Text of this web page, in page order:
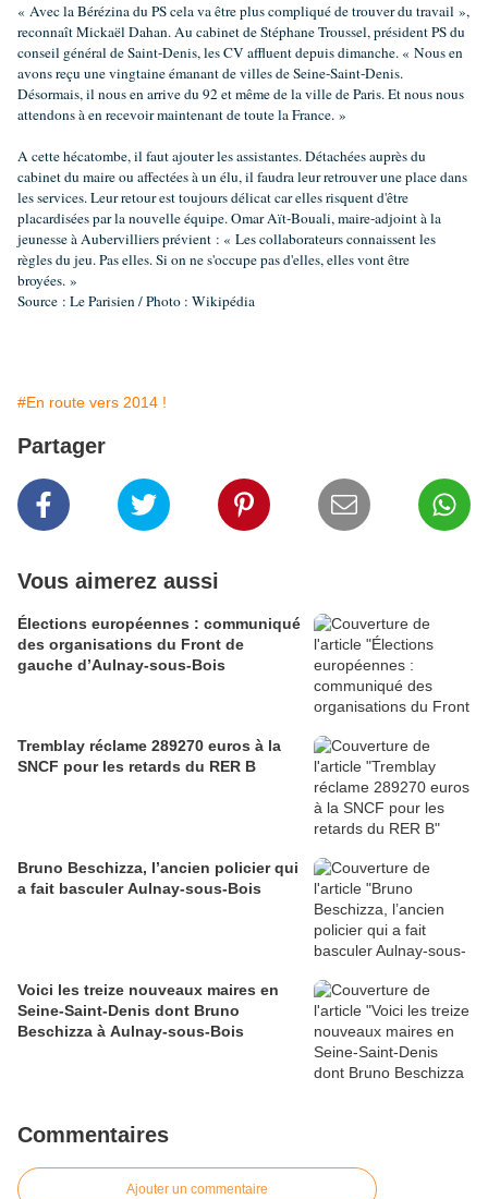
« Avec la Bérézina du PS cela va être plus compliqué de trouver du travail »,
reconnaît Mickaël Dahan. Au cabinet de Stéphane Troussel, président PS du
conseil général de Saint-Denis, les CV affluent depuis dimanche. « Nous en
avons reçu une vingtaine émanant de villes de Seine-Saint-Denis.
Désormais, il nous en arrive du 92 et même de la ville de Paris. Et nous nous
attendons à en recevoir maintenant de toute la France. »
A cette hécatombe, il faut ajouter les assistantes. Détachées auprès du
cabinet du maire ou affectées à un élu, il faudra leur retrouver une place dans
les services. Leur retour est toujours délicat car elles risquent d'être
placardisées par la nouvelle équipe. Omar Aït-Bouali, maire-adjoint à la
jeunesse à Aubervilliers prévient : « Les collaborateurs connaissent les
règles du jeu. Pas elles. Si on ne s'occupe pas d'elles, elles vont être
broyées. »
Source : Le Parisien / Photo : Wikipédia
#En route vers 2014 !
Partager
Vous aimerez aussi
Élections européennes : communiqué
des organisations du Front de
gauche d’Aulnay-sous-Bois
Tremblay réclame 289270 euros à la
SNCF pour les retards du RER B
Bruno Beschizza, l’ancien policier qui
a fait basculer Aulnay-sous-Bois
Voici les treize nouveaux maires en
Seine-Saint-Denis dont Bruno
Beschizza à Aulnay-sous-Bois
Commentaires
Ajouter un commentaire